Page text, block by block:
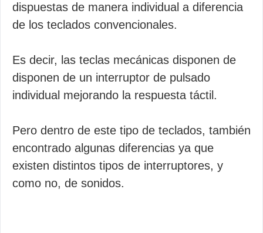
dispuestas de manera individual a diferencia
de los teclados convencionales.
Es decir, las teclas mecánicas disponen de
disponen de un interruptor de pulsado
individual mejorando la respuesta táctil.
Pero dentro de este tipo de teclados, también
encontrado algunas diferencias ya que
existen distintos tipos de interruptores, y
como no, de sonidos.